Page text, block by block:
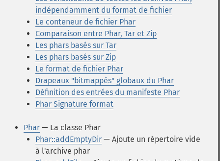
indépendamment du format de fichier
Le conteneur de fichier Phar
Comparaison entre Phar, Tar et Zip
Les phars basés sur Tar
Les phars basés sur Zip
Le format de fichier Phar
Drapeaux "bitmappés" globaux du Phar
Définition des entrées du manifeste Phar
Phar Signature format
Phar — La classe Phar
Phar::addEmptyDir — Ajoute un répertoire vide
à l'archive phar